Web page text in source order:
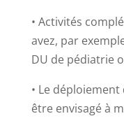
• Activités
avez, par
DU de pédiatrie
• Le
être envisagé à